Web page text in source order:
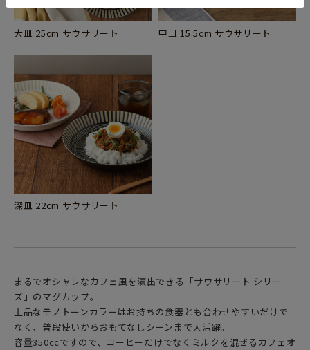
大皿 25cm サウサリート 中皿 15.5cm サウサリート
深皿 22cm サウサリート
まるでオシャレなカフェ風を演出できる「サウサリート シリー
ズ」のマグカップ。
上品なモノトーンカラーはお持ちの食器とも合わせやすいだけで
なく、普段使いからおもてなしシーンまで大活躍。
容量350ccですので、コーヒーだけでなくミルクを混ぜるカフェオ